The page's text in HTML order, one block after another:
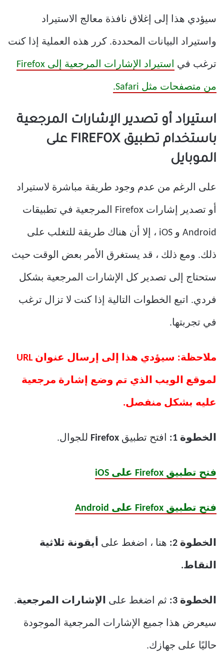
سيؤدي هذا إلى إغلاق نافذة معالج الاستيراد
واستيراد البيانات المحددة. كرر هذه العملية إذا كنت
ترغب في استيراد الإشارات المرجعية إلى Firefox
من متصفحات مثل Safari.
استيراد أو تصدير الإشارات المرجعية
باستخدام تطبيق FIREFOX على
الموبايل
على الرغم من عدم وجود طريقة مباشرة لاستيراد
أو تصدير إشارات Firefox المرجعية في تطبيقات
Android و iOS ، إلا أن هناك طريقة للتغلب على
ذلك. ومع ذلك ، قد يستغرق الأمر بعض الوقت حيث
ستحتاج إلى تصدير كل الإشارات المرجعية بشكل
فردي. اتبع الخطوات التالية إذا كنت لا تزال ترغب
في تجربتها.
ملاحظة: سيؤدي هذا إلى إرسال عنوان URL
لموقع الويب الذي تم وضع إشارة مرجعية
عليه بشكل منفصل.
الخطوة 1: افتح تطبيق Firefox للجوال.
فتح تطبيق Firefox على iOS
فتح تطبيق Firefox على Android
الخطوة 2: هنا ، اضغط على أيقونة ثلاثية
النقاط.
الخطوة 3: ثم اضغط على الإشارات المرجعية.
سيعرض هذا جميع الإشارات المرجعية الموجودة
حاليًا على جهازك.